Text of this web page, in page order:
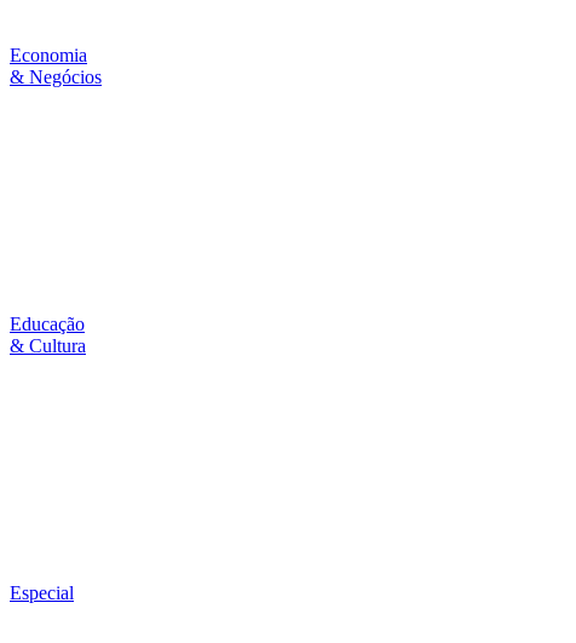
Economia
& Negócios
Educação
& Cultura
Especial